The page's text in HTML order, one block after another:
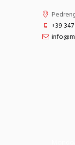
+39